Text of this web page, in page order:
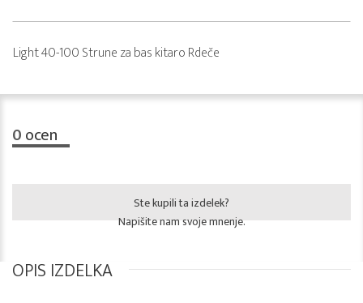
Light 40-100 Strune za bas kitaro Rdeče
0ocen
Ste kupili ta izdelek?
Napišite nam svoje mnenje.
OPIS IZDELKA